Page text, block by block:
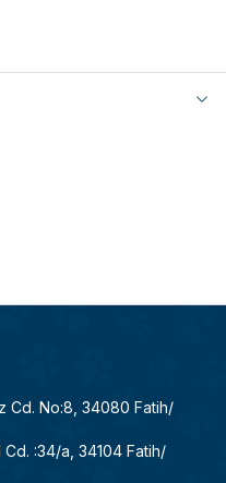
Cd. No:8, 34080 Fatih/
:34/a, 34104 Fatih/